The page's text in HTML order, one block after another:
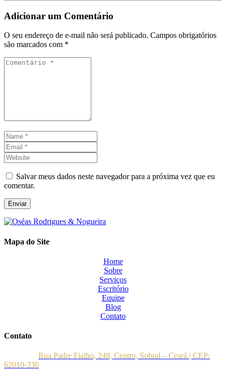
Adicionar um Comentário
O seu endereço de e-mail não será publicado. Campos obrigatórios
são marcados com *
Comentário
Name
*Email
*Website
Salvar meus dados neste navegador para a próxima vez que eu
comentar.
Enviar
Mapa do Site
Home
Sobre
Serviços
Escritório
Equipe
Blog
Contato
Contato
Rua Padre Fialho, 248, Centro, Sobral – Ceará | CEP:
62010-330